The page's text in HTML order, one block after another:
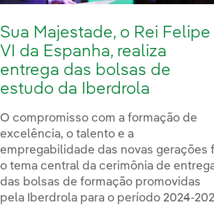
Sua Majestade, o Rei Felipe
VI da Espanha, realiza
entrega das bolsas de
estudo da Iberdrola
O compromisso com a formação de
excelência, o talento e a
empregabilidade das novas gerações
o tema central da cerimônia de
das bolsas de formação promovidas
pela Iberdrola para o período 2024-